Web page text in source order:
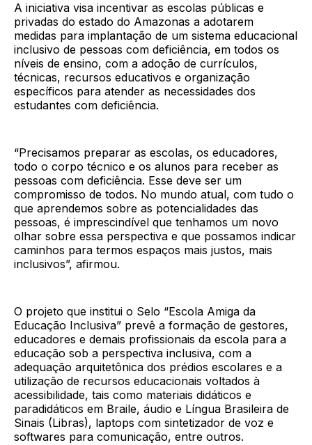
A iniciativa visa incentivar as escolas públicas e
privadas do estado do Amazonas a adotarem
medidas para implantação de um sistema educacional
inclusivo de pessoas com deficiência, em todos os
níveis de ensino, com a adoção de currículos,
técnicas, recursos educativos e organização
específicos para atender as necessidades dos
estudantes com deficiência.
“Precisamos preparar as escolas, os educadores,
todo o corpo técnico e os alunos para receber as
pessoas com deficiência. Esse deve ser um
compromisso de todos. No mundo atual, com tudo o
que aprendemos sobre as potencialidades das
pessoas, é imprescindível que tenhamos um novo
olhar sobre essa perspectiva e que possamos indicar
caminhos para termos espaços mais justos, mais
inclusivos”, afirmou.
O projeto que institui o Selo “Escola Amiga da
Educação Inclusiva” prevê a formação de gestores,
educadores e demais profissionais da escola para a
educação sob a perspectiva inclusiva, com a
adequação arquitetônica dos prédios escolares e a
utilização de recursos educacionais voltados à
acessibilidade, tais como materiais didáticos e
paradidáticos em Braile, áudio e Língua Brasileira de
Sinais (Libras), laptops com sintetizador de voz e
softwares para comunicação, entre outros.